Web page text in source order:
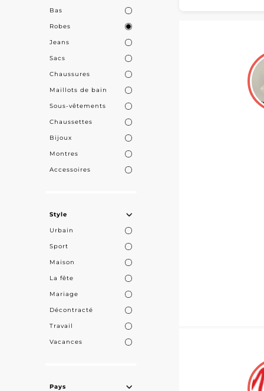
Bas
Robes
Jeans
Sacs
Chaussures
Maillots de bain
Sous-vêtements
Chaussettes
Bijoux
Montres
Accessoires
Style
Urbain
Sport
Maison
La fête
Mariage
Décontracté
Travail
Vacances
Pays
sourcing et